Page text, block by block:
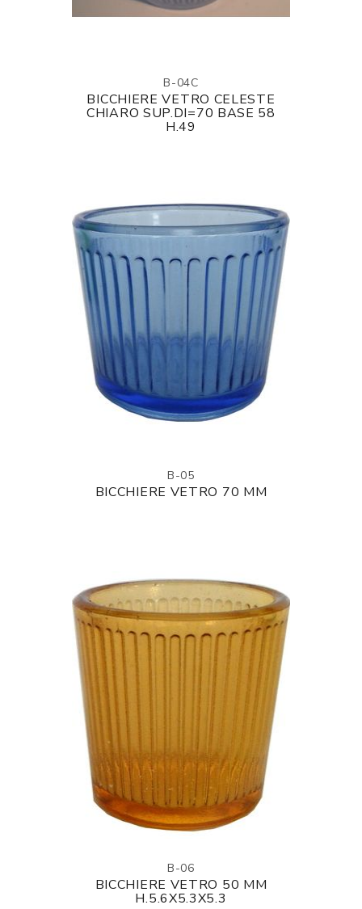
B-04C
BICCHIERE VETRO CELESTE
CHIARO SUP.DI=70 BASE 58
H.49
B-05
BICCHIERE VETRO 70 MM
B-06
BICCHIERE VETRO 50 MM
H.5.6X5.3X5.3